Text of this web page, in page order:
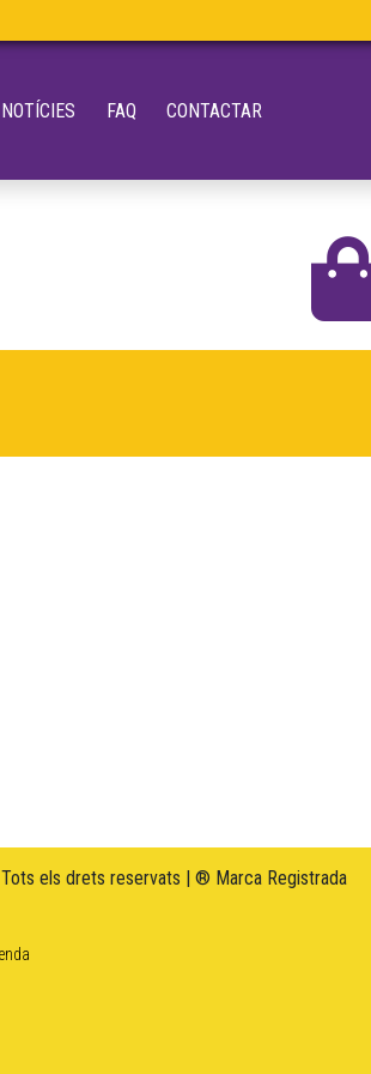
NOTÍCIES FAQ CONTACTAR
els drets reservats | ® Marca Registrada